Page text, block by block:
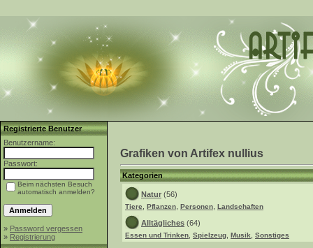
Registrierte Benutzer
Benutzername:
Passwort:
Beim nächsten Besuch
automatisch anmelden?
» Password vergessen
» Registrierung
Grafiken von Artifex nullius
Kategorien
Natur (56)
Tiere Pflanzen Personen Landschaften
Alltägliches (64)
Essen und Trinken Spielzeug Musik Sonstiges